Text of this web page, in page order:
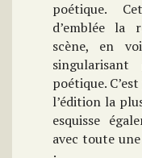
poétique.
d’emblée la
scène, en
poétique.
l’édition la
esquisse
avec toute